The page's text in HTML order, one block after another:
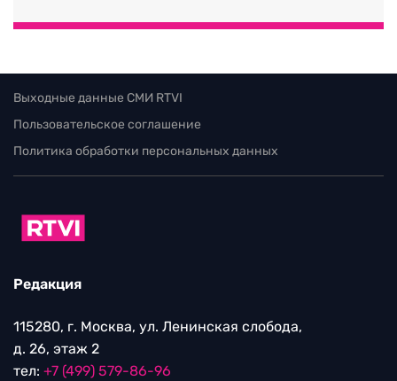
Выходные данные СМИ RTVI
Пользовательское соглашение
Политика обработки персональных данных
Редакция
115280, г. Москва, ул. Ленинская слобода,
д. 26, этаж 2
тел: +7 (499) 579-86-96